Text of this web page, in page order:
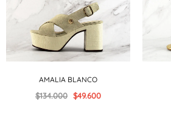
AMALIA BLANCO
$134.000 $49.600